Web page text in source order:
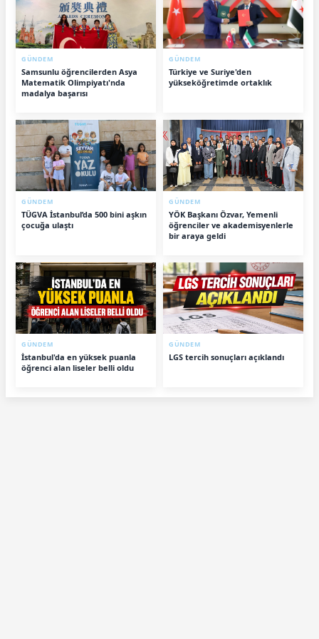
GÜNDEM
Samsunlu öğrencilerden Asya
Matematik Olimpiyatı'nda
madalya başarısı
GÜNDEM
Türkiye ve Suriye'den
yükseköğretimde ortaklık
GÜNDEM
TÜGVA İstanbul’da 500 bini aşkın
çocuğa ulaştı
GÜNDEM
YÖK Başkanı Özvar, Yemenli
öğrenciler ve akademisyenlerle
bir araya geldi
GÜNDEM
İstanbul'da en yüksek puanla
öğrenci alan liseler belli oldu
GÜNDEM
LGS tercih sonuçları açıklandı